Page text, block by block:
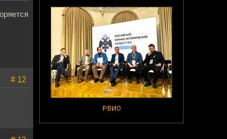
РВИО
# 12